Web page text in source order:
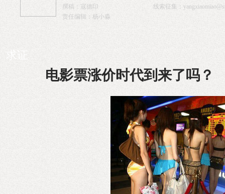
撰稿：寇德印
责任编辑：杨小淼
线索征集：
求证
电影票涨价时代到来了吗？